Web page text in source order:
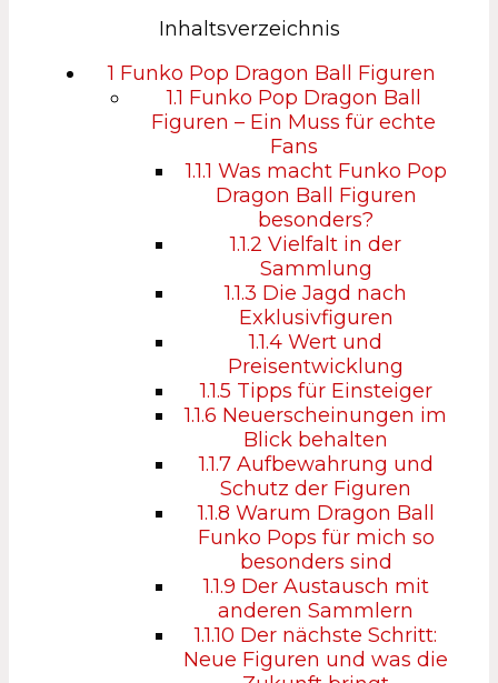
Inhaltsverzeichnis
1 Funko Pop Dragon Ball Figuren
1.1 Funko Pop Dragon Ball
Figuren – Ein Muss für echte
Fans
1.1.1 Was macht Funko Pop
Dragon Ball Figuren
besonders?
1.1.2 Vielfalt in der
Sammlung
1.1.3 Die Jagd nach
Exklusivfiguren
1.1.4 Wert und
Preisentwicklung
1.1.5 Tipps für Einsteiger
1.1.6 Neuerscheinungen im
Blick behalten
1.1.7Aufbewahrung und
Schutz der Figuren
1.1.8 Warum Dragon Ball
Funko Pops für mich so
besonders sind
1.1.9 Der Austausch mit
anderen Sammlern
1.1.10 Der nächste Schritt:
Neue Figuren und was die